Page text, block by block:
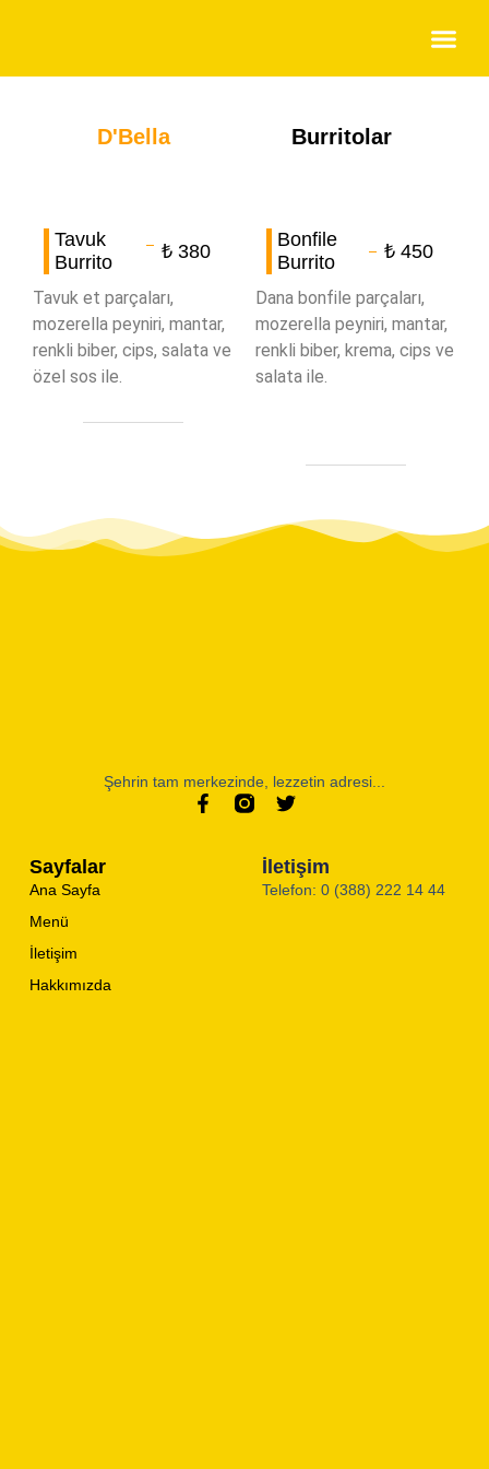
D'Bella Burritolar
Tavuk
Burrito
₺ 380
Tavuk et parçaları,
mozerella peyniri, mantar,
renkli biber, cips, salata ve
özel sos ile.
Bonfile
Burrito
₺ 450
Dana bonfile parçaları,
mozerella peyniri, mantar,
renkli biber, krema, cips ve
salata ile.
Şehrin tam merkezinde, lezzetin adresi...
Sayfalar
Ana Sayfa
Menü
İletişim
Hakkımızda
İletişim
Telefon: 0 (388) 222 14 44